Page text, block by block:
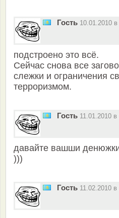
Гость 10.01.2010
подстроено это всё.
Сейчас снова все
слежки и ограничения
терроризмом.
Гость 11.01.2010
давайте вашши
)))
Гость 11.02.2010